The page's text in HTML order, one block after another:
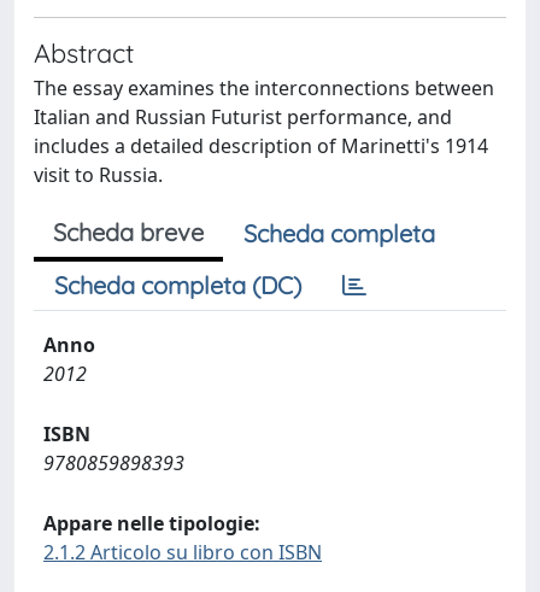
Abstract
The essay examines the interconnections between
Italian and Russian Futurist performance, and
includes a detailed description of Marinetti's 1914
visit to Russia.
Scheda breve
Scheda completa
Scheda completa (DC)
Anno
2012
ISBN
9780859898393
Appare nelle tipologie:
2.1.2 Articolo su libro con ISBN